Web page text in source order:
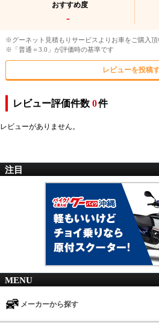
おすすめ度
-
※グーネット見積もりサービスよりお車をご購入頂
※「普通＝3.0」が評価時の基準です
レビューを投稿
レビュー評価件数 0件
レビューがありません。
注目
MENU
メーカーから探す